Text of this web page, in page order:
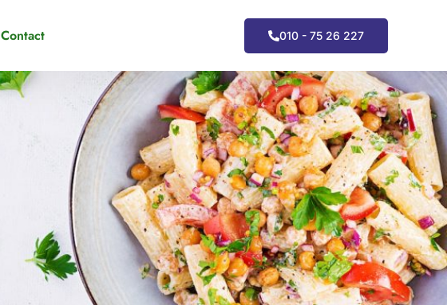
Contact 010 - 75 26 227